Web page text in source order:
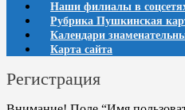
Наши филиалы в
Рубрика Пушкинская
Календари
Карта сайта
Регистрация